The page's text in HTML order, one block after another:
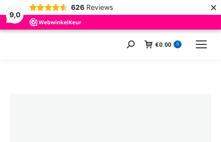
9,0
626 Reviews ×
Zoeken: €0.00 0